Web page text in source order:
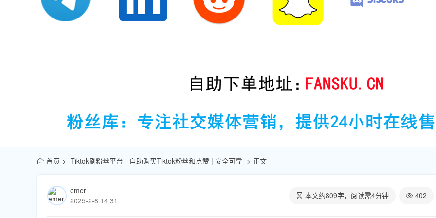
首页 Tiktok刷粉丝平台 - 自助购买Tiktok粉丝和点赞 | 安全可靠 正文
emer
2025-2-8 14:31
本文约809字，阅读需4分钟 402